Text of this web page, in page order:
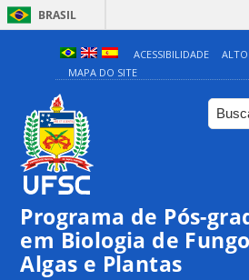
BRASIL
ACESSIBILIDADE
MAPA DO SITE
Programa de Pós-
em Biologia de
Algas e Plantas